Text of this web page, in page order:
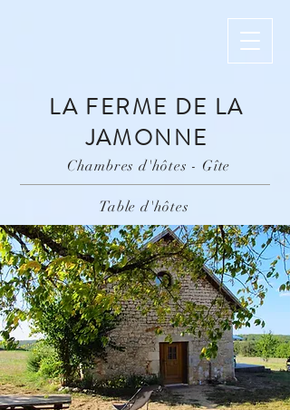
LA FERME DE LA
JAMONNE
Chambres d'hôtes - Gîte
Table d'hôtes